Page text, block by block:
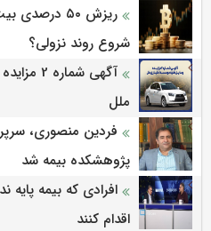
ریزش ۵۰
شروع روند نزولی؟
آگهی
ملل
فردین منصوری،
پژوهشكده بیمه شد
افرادی که بیمه پایه
اقدام کنند